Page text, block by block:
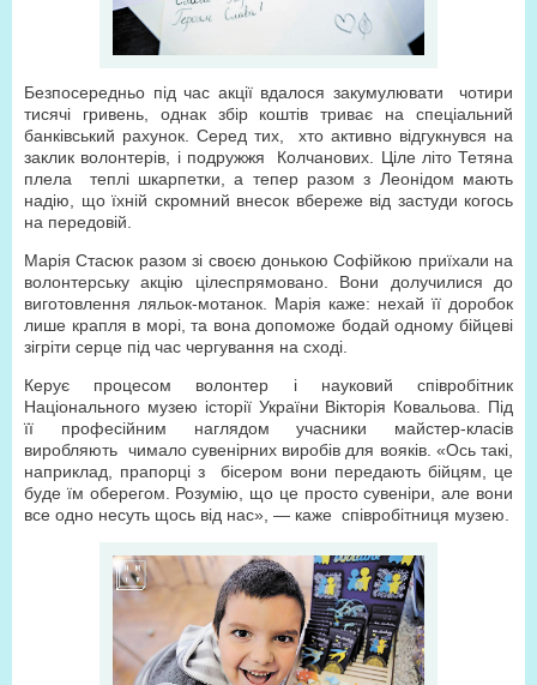
Безпосередньо під час акції вдалося закумулювати чотири
тисячі гривень, однак збір коштів триває на спеціальний
банківський рахунок. Серед тих, хто активно відгукнувся на
заклик волонтерів, і подружжя Колчанових. Ціле літо Тетяна
плела теплі шкарпетки, а тепер разом з Леонідом мають
надію, що їхній скромний внесок вбереже від застуди когось
на передовій.
Марія Стасюк разом зі своєю донькою Софійкою приїхали на
волонтерську акцію цілеспрямовано. Вони долучилися до
виготовлення ляльок-мотанок. Марія каже: нехай її доробок
лише крапля в морі, та вона допоможе бодай одному бійцеві
зігріти серце під час чергування на сході.
Керує процесом волонтер і науковий співробітник
Національного музею історії України Вікторія Ковальова. Під
її професійним наглядом учасники майстер-класів
виробляють чимало сувенірних виробів для вояків. «Ось такі,
наприклад, прапорці з бісером вони передають бійцям, це
буде їм оберегом. Розумію, що це просто сувеніри, але вони
все одно несуть щось від нас», — каже співробітниця музею.